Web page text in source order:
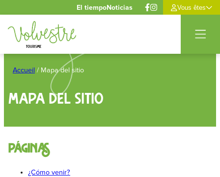
Panel de gestión de cookiesEl tiempoNoticias Vous êtes
Accueil / Mapa del sitio
Mapa del sitio
Páginas
¿Cómo venir?